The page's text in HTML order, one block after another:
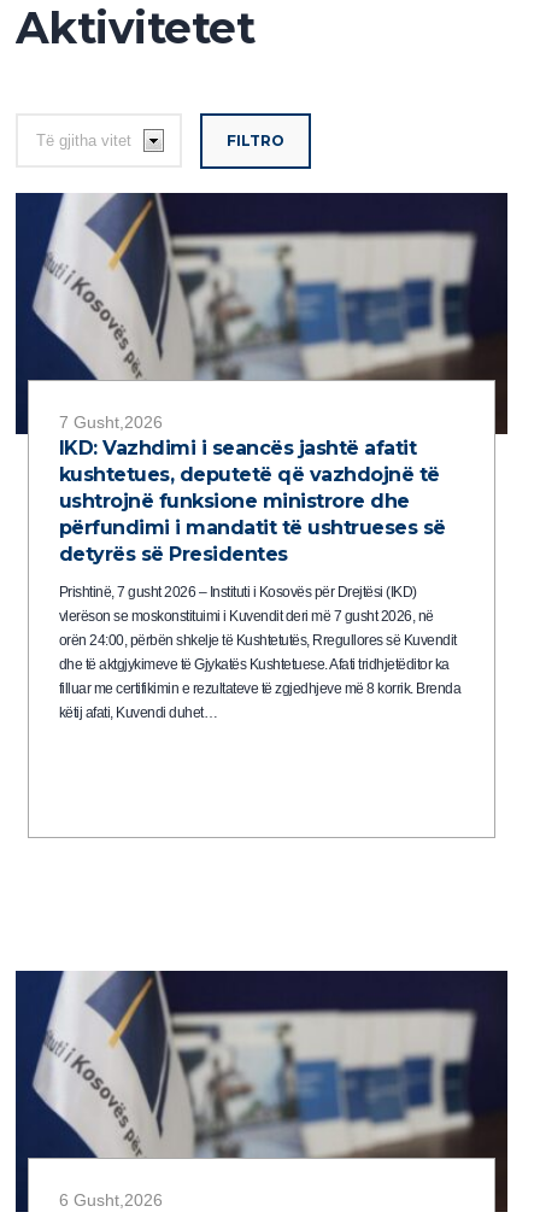
Aktivitetet
FILTRO
7 Gusht,2026
IKD: Vazhdimi i seancës jashtë afatit
kushtetues, deputetë që vazhdojnë të
ushtrojnë funksione ministrore dhe
përfundimi i mandatit të ushtrueses së
detyrës së Presidentes
Prishtinë, 7 gusht 2026 – Instituti i Kosovës për Drejtësi (IKD)
vlerëson se moskonstituimi i Kuvendit deri më 7 gusht 2026, në
orën 24:00, përbën shkelje të Kushtetutës, Rregullores së Kuvendit
dhe të aktgjykimeve të Gjykatës Kushtetuese. Afati tridhjetëditor ka
filluar me certifikimin e rezultateve të zgjedhjeve më 8 korrik. Brenda
këtij afati, Kuvendi duhet…
6 Gusht,2026